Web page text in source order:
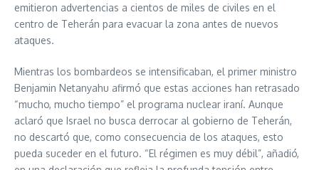
emitieron advertencias a cientos de miles de civiles en el
centro de Teherán para evacuar la zona antes de nuevos
ataques.
Mientras los bombardeos se intensificaban, el primer ministro
Benjamin Netanyahu afirmó que estas acciones han retrasado
“mucho, mucho tiempo” el programa nuclear iraní. Aunque
aclaró que Israel no busca derrocar al gobierno de Teherán,
no descartó que, como consecuencia de los ataques, esto
pueda suceder en el futuro. “El régimen es muy débil”, añadió,